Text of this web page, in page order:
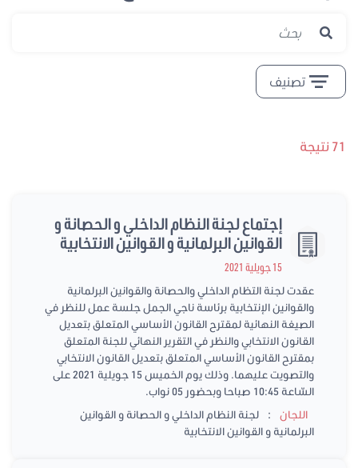
تصنيف
إجتماع لجنة النظام الداخلي و الحصانة و
القوانين البرلمانية و القوانين الانتخابية
عقدت لجنة التظام الداخلي والحصانة والقوانين البرلمانية
والقوانين الإنتخابية برئاسة ناجي الجمل جلسة عمل للنظر في
الصيغة النهائية لمقترح القانون الأساسي المتعلق بتعديل
القانون الانتخابي والنظر في التقرير النهائي للجنة المتعلق
بمقترح القانون الأساسي المتعلق بتعديل القانون الانتخابي
والتصويت عليهما. وذلك يوم الخميس 15 جويلية 2021 على
السّاعة 10:45 صباحا وبحضور 05 نواب.
اللجان :
لجنة النظام الداخلي و الحصانة و القوانين
البرلمانية و القوانين الانتخابية